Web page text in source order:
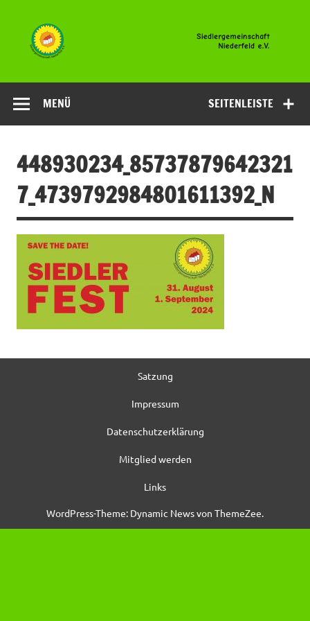
springen
Niederfeld
SEITENLEISTE
MENÜ
448930234_85737879642321
7_4739792984801611392_N
Satzung
Impressum
Datenschutzerklärung
Mitglied werden
Links
WordPress-Theme: Dynamic News von ThemeZee.